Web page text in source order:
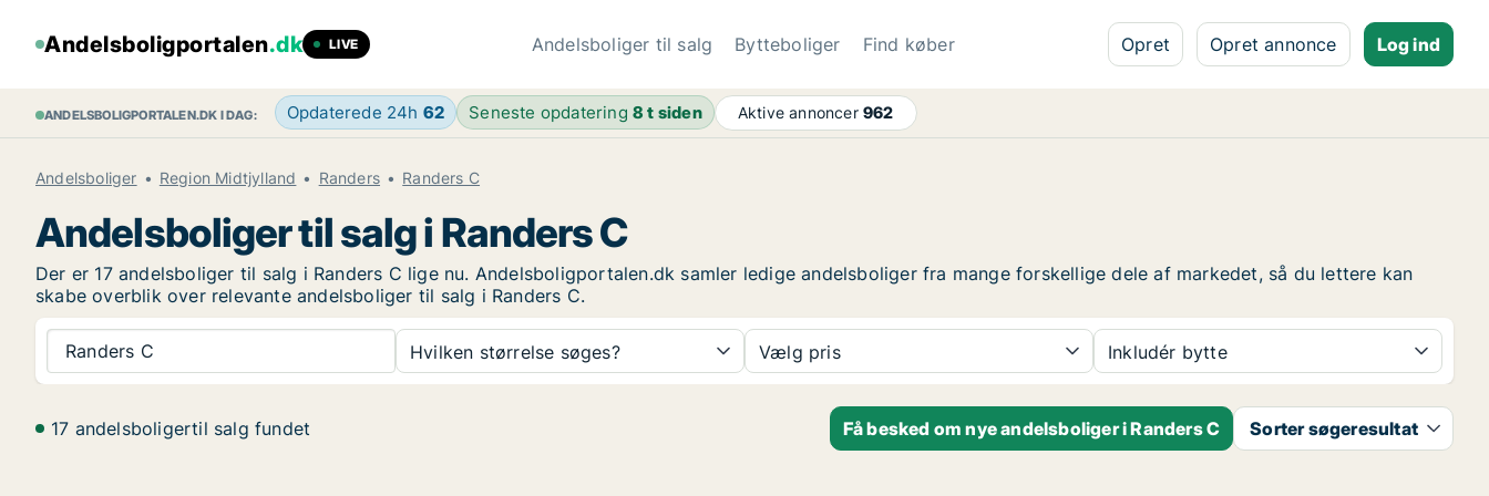
Andelsboligportalen.dk LIVE Andelsboliger til salg Bytteboliger Find køber Opret Opret annonce Log ind
ANDELSBOLIGPORTALEN.DK I DAG: Opdaterede 24h 62 Seneste opdatering8 t siden Aktive annoncer962
Andelsboliger Region Midtjylland Randers Randers C
Andelsboliger til salg i Randers C
Der er 17 andelsboliger til salg i Randers C lige nu. Andelsboligportalen.dk samler ledige andelsboliger fra mange forskellige dele af markedet, så du lettere kan
skabe overblik over relevante andelsboliger til salg i Randers C.
Randers C Hvilken størrelse søges? Vælg pris Inkludér bytte
17 andelsboligertil salg fundet Få besked om nye andelsboliger i Randers C Sorter søgeresultat